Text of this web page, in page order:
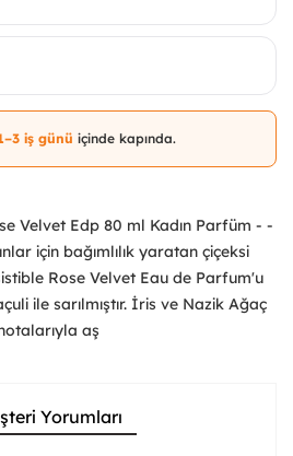
iş günü içinde kapında.
Velvet Edp 80 ml Kadın Parfüm - -
için bağımlılık yaratan çiçeksi
Rose Velvet Eau de Parfum'u
ile sarılmıştır. İris ve Nazik Ağaç
aş
Yorumları